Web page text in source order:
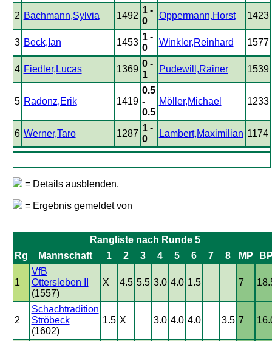
2 Bachmann,Sylvia 1492
1 -
0
Oppermann,Horst 1423
3 Beck,Ian 1453
1 -
0
Winkler,Reinhard 1577
4 Fiedler,Lucas 1369
0 -
1
Pudewill,Rainer 1539
5 Radonz,Erik 1419
0.5
-
0.5
Möller,Michael 1233
6 Werner,Taro 1287
1 -
0
Lambert,Maximilian 1174
= Details ausblenden.
= Ergebnis gemeldet von
Rangliste nach Runde 5
Rg
Mannschaft 1 2 3 4 5 6 7 8 MP
1
VfB
Ottersleben II
(1557)
X 4.5 5.5 3.0 4.0 1.5 7
2
Schachtradition
Ströbeck
(1602)
1.5 X 3.0 4.0 4.0 3.5 7